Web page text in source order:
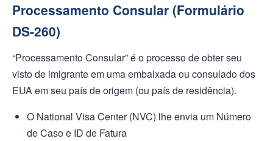
Processamento Consular (Formulário
DS-260)
“Processamento Consular” é o processo de obter seu
visto de imigrante em uma embaixada ou consulado dos
EUA em seu país de origem (ou país de residência).
O National Visa Center (NVC) lhe envia um Número
de Caso e ID de Fatura